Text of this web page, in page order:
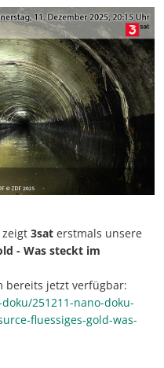
zeigt 3sat erstmals unsere
- Was steckt im
bereits jetzt verfügbar:
251211-nano-doku-
fluessiges-gold-was-